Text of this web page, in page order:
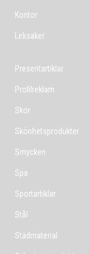
Kontor
Leksaker
Presentartiklar
Profilreklam
Skor
Skönhetsprodukter
Smycken
Spa
Sportartiklar
Stål
Städmaterial